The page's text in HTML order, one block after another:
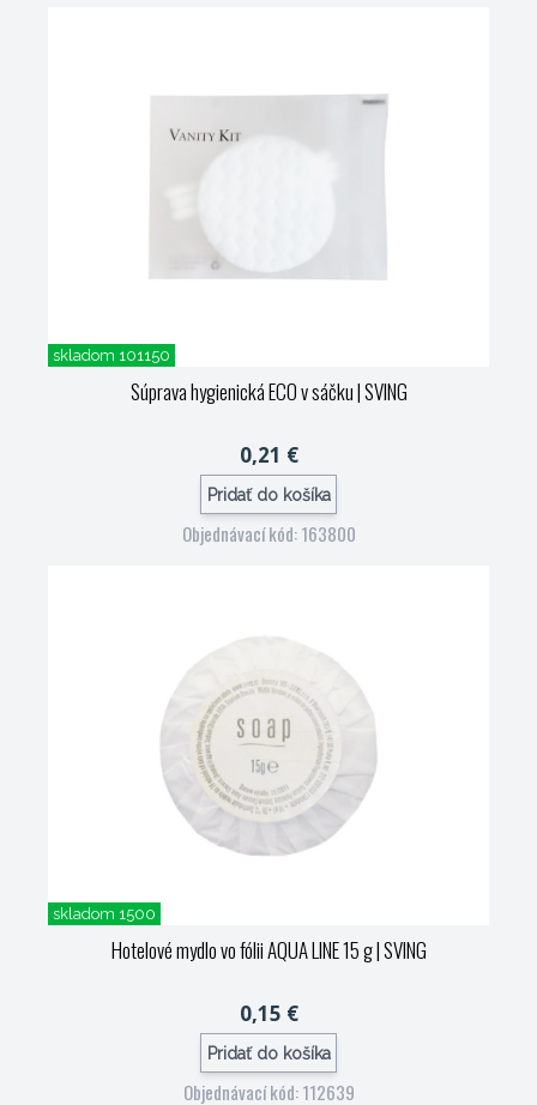
skladom 101150
Súprava hygienická ECO v sáčku| SVING
0,21 €
Pridať do košíka
Objednávací kód: 163800
skladom 1500
Hotelové mydlo vo fólii AQUA LINE 15 g| SVING
0,15 €
Pridať do košíka
Objednávací kód: 112639